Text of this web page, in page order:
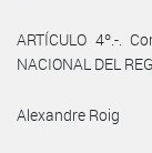
ARTÍCULO 4º.-.
NACIONAL DEL
Alexandre Roig